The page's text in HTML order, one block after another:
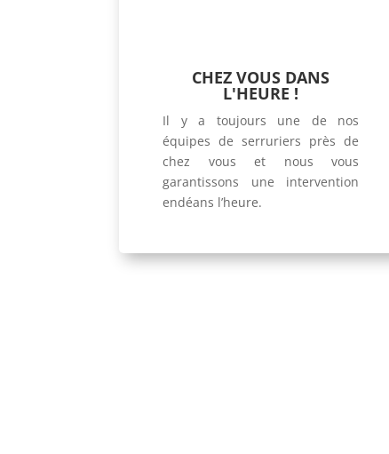
CHEZ VOUS DANS
L'HEURE !
Il y a toujours une de nos
équipes de serruriers près de
chez vous et nous vous
garantissons une intervention
endéans l’heure.